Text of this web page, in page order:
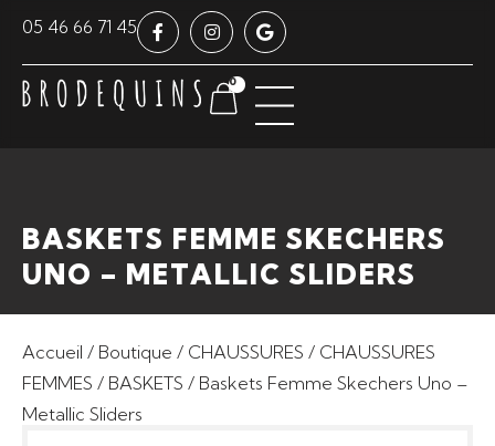
05 46 66 71 45
0
BASKETS FEMME SKECHERS
UNO – METALLIC SLIDERS
Accueil / Boutique / CHAUSSURES / CHAUSSURES
FEMMES / BASKETS / Baskets Femme Skechers Uno –
Metallic Sliders
Panneau de gestion des cookies